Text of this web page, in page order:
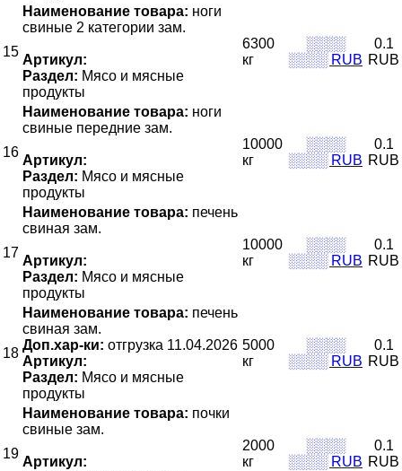
15
Наименование товара: ноги
свиные 2 категории зам.
Артикул:
Раздел: Мясо и мясные
продукты
6300
кг
░░░░
░░░░ RUB
0.1
RUB
16
Наименование товара: ноги
свиные передние зам.
Артикул:
Раздел: Мясо и мясные
продукты
10000
кг
░░░░
░░░░ RUB
0.1
RUB
17
Наименование товара: печень
свиная зам.
Артикул:
Раздел: Мясо и мясные
продукты
10000
кг
░░░░
░░░░ RUB
0.1
RUB
18
Наименование товара: печень
свиная зам.
Доп.хар-ки: отгрузка 11.04.2026
Артикул:
Раздел: Мясо и мясные
продукты
5000
кг
░░░░
░░░░ RUB
0.1
RUB
19
Наименование товара: почки
свиные зам.
Артикул:
2000
кг
░░░░
░░░░ RUB
0.1
RUB